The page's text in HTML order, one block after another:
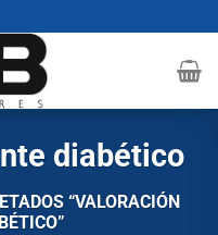
diabético
“VALORACIÓN